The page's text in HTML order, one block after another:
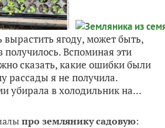
ягоду, может быть,
получилось. Вспоминая эти
сказать, какие ошибки были
рассады я не получила.
убирала в холодильник на...
про землянику садовую: